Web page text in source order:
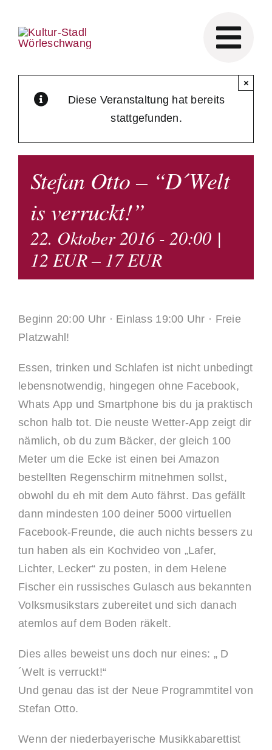
content
Diese Veranstaltung hat bereits
stattgefunden.
×
Stefan Otto – “D´Welt
is verruckt!”
22. Oktober 2016 - 20:00 |
12 EUR – 17 EUR
Beginn 20:00 Uhr · Einlass 19:00 Uhr · Freie
Platzwahl!
Essen, trinken und Schlafen ist nicht unbedingt
lebensnotwendig, hingegen ohne Facebook,
Whats App und Smartphone bis du ja praktisch
schon halb tot. Die neuste Wetter-App zeigt dir
nämlich, ob du zum Bäcker, der gleich 100
Meter um die Ecke ist einen bei Amazon
bestellten Regenschirm mitnehmen sollst,
obwohl du eh mit dem Auto fährst. Das gefällt
dann mindesten 100 deiner 5000 virtuellen
Facebook-Freunde, die auch nichts bessers zu
tun haben als ein Kochvideo von „Lafer,
Lichter, Lecker“ zu posten, in dem Helene
Fischer ein russisches Gulasch aus bekannten
Volksmusikstars zubereitet und sich danach
atemlos auf dem Boden räkelt.
Dies alles beweist uns doch nur eines: „ D
´Welt is verruckt!“
Und genau das ist der Neue Programmtitel von
Stefan Otto.
Wenn der niederbayerische Musikkabarettist